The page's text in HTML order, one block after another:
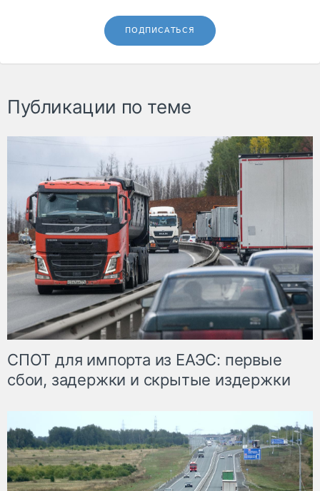
ПОДПИСАТЬСЯ
Публикации по теме
СПОТ для импорта из ЕАЭС: первые
сбои, задержки и скрытые издержки